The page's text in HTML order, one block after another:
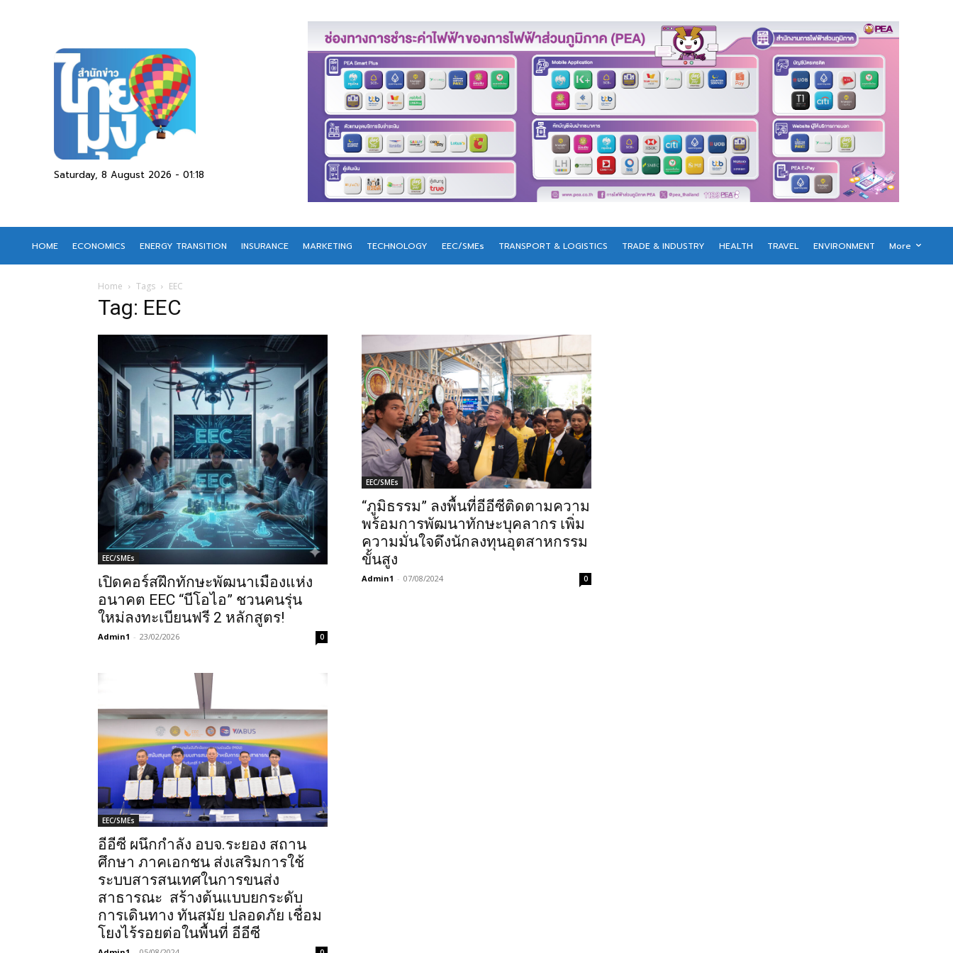
Saturday, 8 August 2026 - 01:18
HOME ECONOMICS ENERGY TRANSITION INSURANCE MARKETING TECHNOLOGY EEC/SMEs TRANSPORT & LOGISTICS TRADE & INDUSTRY HEALTH TRAVEL ENVIRONMENT More
Home Tags EEC
Tag: EEC
EEC/SMEs
เปิดคอร์สฝึกทักษะพัฒนาเมืองแห่ง
อนาคต EEC “บีโอไอ” ชวนคนรุ่น
ใหม่ลงทะเบียนฟรี 2 หลักสูตร!
Admin1 - 23/02/2026 0
EEC/SMEs
“ภูมิธรรม” ลงพื้นที่อีอีซีติดตามความ
พร้อมการพัฒนาทักษะบุคลากร เพิ่ม
ความมั่นใจดึงนักลงทุนอุตสาหกรรม
ขั้นสูง
Admin1 - 07/08/2024 0
EEC/SMEs
อีอีซี ผนึกกำลัง อบจ.ระยอง สถาน
ศึกษา ภาคเอกชน ส่งเสริมการใช้
ระบบสารสนเทศในการขนส่ง
สาธารณะ สร้างต้นแบบยกระดับ
การเดินทาง ทันสมัย ปลอดภัย เชื่อม
โยงไร้รอยต่อในพื้นที่ อีอีซี